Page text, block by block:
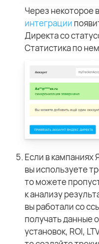
Через некоторое
интеграции
Директа со
Статистика по
Если в кампаниях
вы используете
то можете
к анализу
вы работали со
получать данные
установок, ROI,